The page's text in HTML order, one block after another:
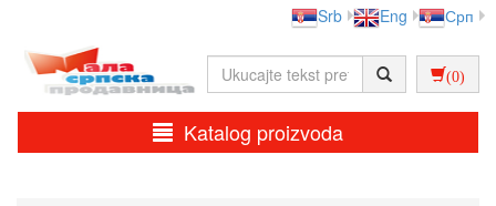
Srb Eng Срп
(0)
Katalog proizvoda